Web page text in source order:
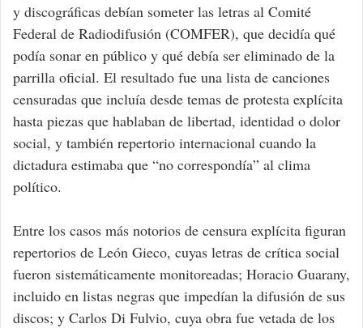
y discográficas debían someter las letras al Comité
Federal de Radiodifusión (COMFER), que decidía qué
podía sonar en público y qué debía ser eliminado de la
parrilla oficial. El resultado fue una lista de canciones
censuradas que incluía desde temas de protesta explícita
hasta piezas que hablaban de libertad, identidad o dolor
social, y también repertorio internacional cuando la
dictadura estimaba que “no correspondía” al clima
político.
Entre los casos más notorios de censura explícita figuran
repertorios de León Gieco, cuyas letras de crítica social
fueron sistemáticamente monitoreadas; Horacio Guarany,
incluido en listas negras que impedían la difusión de sus
discos; y Carlos Di Fulvio, cuya obra fue vetada de los